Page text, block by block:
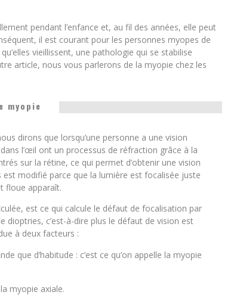
pendant l’enfance et, au fil des années, elle peut
il est courant pour les personnes myopes de
vieillissent, une pathologie qui se stabilise
article, nous vous parlerons de la myopie chez les
myopie
dirons que lorsqu’une personne a une vision
l’œil ont un processus de réfraction grâce à la
sur la rétine, ce qui permet d’obtenir une vision
modifié parce que la lumière est focalisée juste
floue apparaît.
est ce qui calcule le défaut de focalisation par
dioptries, c’est-à-dire plus le défaut de vision est
à deux facteurs :
que d’habitude : c’est ce qu’on appelle la myopie
myopie axiale.